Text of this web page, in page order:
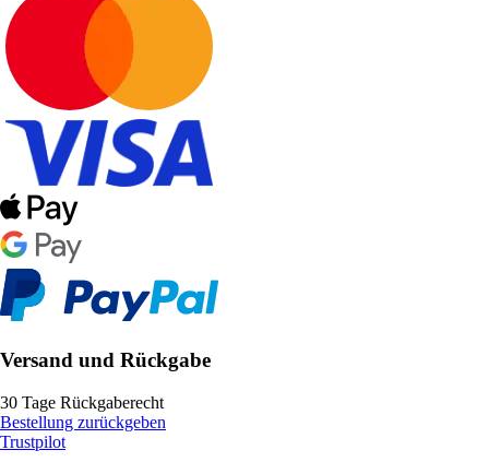
Versand und Rückgabe
30 Tage Rückgaberecht
Bestellung zurückgeben
Trustpilot